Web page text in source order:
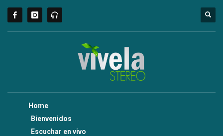
Home
Bienvenidos
Escuchar en vivo